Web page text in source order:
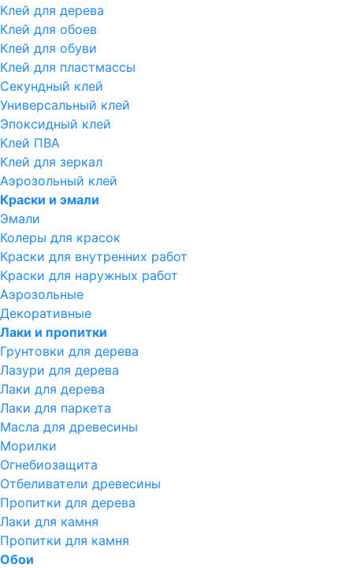
Клей для дерева
Клей для обоев
Клей для обуви
Клей для пластмассы
Секундный клей
Универсальный клей
Эпоксидный клей
Клей ПВА
Клей для зеркал
Аэрозольный клей
Краски и эмали
Эмали
Колеры для красок
Краски для внутренних работ
Краски для наружных работ
Аэрозольные
Декоративные
Лаки и пропитки
Грунтовки для дерева
Лазури для дерева
Лаки для дерева
Лаки для паркета
Масла для древесины
Морилки
Огнебиозащита
Отбеливатели древесины
Пропитки для дерева
Лаки для камня
Пропитки для камня
Обои